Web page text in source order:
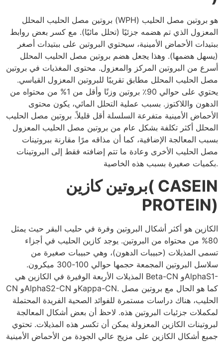
بروتين مصل الحليب المحلل (WPH) هو بروتين مصل الحليب
المعزول الذي تم هضمه جزئيًا (تحلل مائيًا). مع كسر بعض روابط
ببتيدات الأحماض الأمينية، سيحتوي البروتين على ببتيدات أصغر
(يسهل هضمها). وهذا يجعل هضم بروتين مصل الحليب المحلل
أسرع من البروتين المركز والمعزول. محتوى المغذيات في بروتين
مصل الحليب المحلل مطابق تقريبًا للبروتين المعزول القياسي.
يحتوي على حوالي 90٪ بروتين وزنًا وأقل من 1% من محتواه من
الدهون واللاكتوز. بسبب عملية التحلل المائي، يكون محتوى
الأحماض الأمينية متفرعة السلسلة أقل قليلاً. بروتين مصل الحليب
المحلل أكثر تكلفة بشكل عام من بروتين مصل الحليب المعزول
بسبب المعالجة الإضافية، كما أن مذاقه مرًا مقارنة ببروتينات
مصل الحليب الأخرى وعادة ما تتم إضافته فقط إلى البروتينات
بكميات صغيرة بسبب هذه الخاصية.
بروتين كازين( CASEIN
PROTEIN)
80% من محتواه من البروتين. يوجد كازين الحليب في أجزاء
تسمى المذيلات (حبيبات الدهون)، وهي حبيبات صغيرة من
سلاسل البروتين المجمعة حجمها حوالي 100-300 ميكرون.
المذيلات الأربعة الوفيرة في الكازين هي Beta-CN وAlphaS1-
CN وAlphaS2-CN وKappa-CN. كما هو الحال مع بروتين مصل
الحليب، هناك دراسات مستمرة للفوائد الصحية الفريدة المحتملة
لمكملات جزئيات البروتين هذه. لاحظ أن بعض أشكال المعالجة
لبروتينات الكازين المعزولة يمكن أن تكسر هذه المذيلات. تحتوي
جميع أشكال الكازين على مزيج عالي الجودة من الأحماض الأمينية